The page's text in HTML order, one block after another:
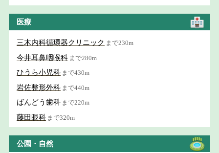
医療
三木内科循環器クリニック まで230m
今井耳鼻咽喉科 まで280m
ひうら小児科 まで430m
岩佐整形外科 まで440m
ばんどう歯科 まで220m
藤田眼科 まで320m
公園・自然